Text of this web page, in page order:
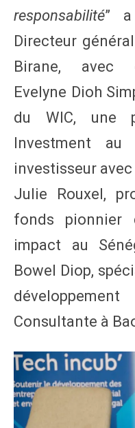
responsabilité”
Directeur
Birane, avec
Evelyne Dioh
du WIC, une
Investment
investisseur
Julie Rouxel,
fonds pionnier
impact au
Bowel Diop,
Consultante à